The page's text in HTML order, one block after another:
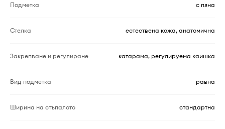
Подметка с пяна
Стелка естествена кожа, анатомична
Закрепване и регулиране катарама, регулируема каишка
Вид подметка равна
Ширина на стъпалото стандартна